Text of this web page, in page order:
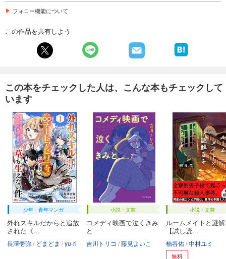
フォロー機能について
この作品を共有しよう
この本をチェックした人は、こんな本もチェックして
います
少年・青年マンガ
外れスキルだからと追放
された《...
長澤壱弥 どまどま yu-ri
小説・文芸
コメディ映画で泣くきみ
と
吉川トリコ 藤見よいこ
小説・文芸
ルームメイトと謎
【試し読...
楠谷佑 中村ユミ
無料